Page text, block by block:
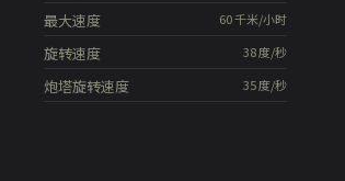
60千米/小时
最大速度
38度/秒
旋转速度
35度/秒
炮塔旋转速度